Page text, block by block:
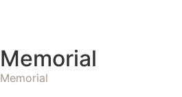
Memorial
Memorial